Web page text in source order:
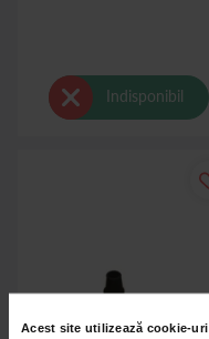
Acest site utilizează cookie-uri
Indisponibil